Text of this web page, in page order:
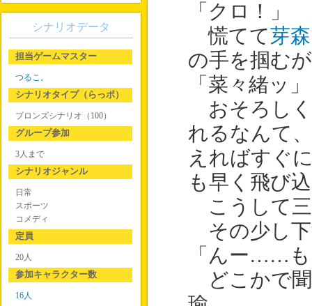
「クロ！」
慌てて芽
の手を掴む
「菜々緒ッ」
おそろしく
れるなんて
えればすぐ
も早く飛び
こうして三
その少し
「んー……
どこかで聞
シナリオデータ
担当ゲームマスター
つるこ。
シナリオタイプ（らっポ）
ブロンズシナリオ（100）
グループ参加
3人まで
シナリオジャンル
日常
スポーツ
コメディ
定員
20人
参加キャラクター数
16人